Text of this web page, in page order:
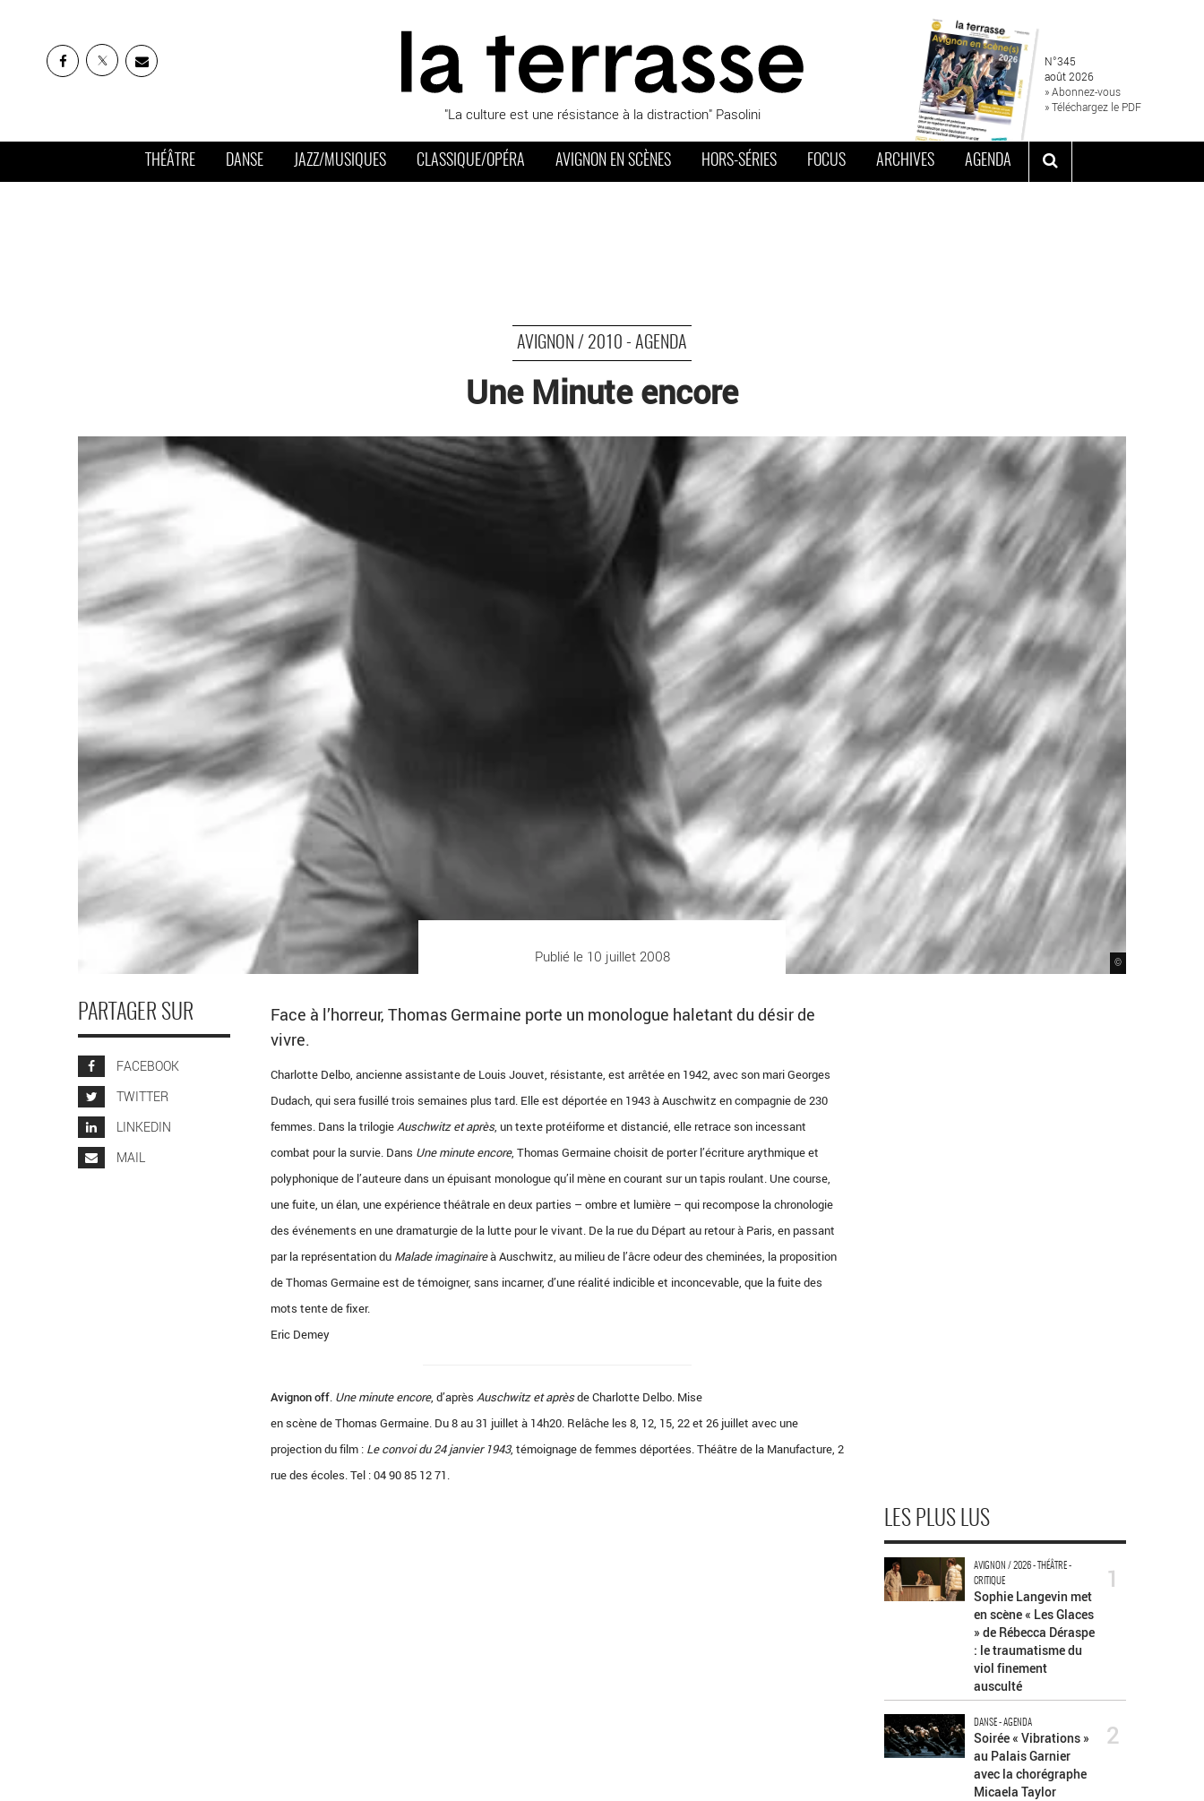
"La culture est une résistance à la distraction" Pasolini
N°345
août 2026
» Abonnez-vous
» Téléchargez le PDF
THÉÂTRE DANSE JAZZ/MUSIQUES CLASSIQUE/OPÉRA AVIGNON EN SCÈNES HORS-SÉRIES FOCUS ARCHIVES AGENDA
AVIGNON / 2010 - AGENDA
Une Minute encore
©
Publié le 10 juillet 2008
PARTAGER SUR
FACEBOOK
TWITTER
LINKEDIN
MAIL
Face à l’horreur, Thomas Germaine porte un monologue haletant du désir de
vivre.
Charlotte Delbo, ancienne assistante de Louis Jouvet, résistante, est arrêtée en 1942, avec son mari Georges
Dudach, qui sera fusillé trois semaines plus tard. Elle est déportée en 1943 à Auschwitz en compagnie de 230
femmes. Dans la trilogieAuschwitz et après, un texte protéiforme et distancié, elle retrace son incessant
combat pour la survie. Dans Une minute encore, Thomas Germaine choisit de porter l’écriture arythmique et
polyphonique de l’auteure dans un épuisant monologue qu’il mène en courant sur un tapis roulant. Une course,
une fuite, un élan, une expérience théâtrale en deux parties – ombre et lumière – qui recompose la chronologie
des événements en une dramaturgie de la lutte pour le vivant. De la rue du Départ au retour à Paris, en passant
par la représentation du Malade imaginaireà Auschwitz, au milieu de l’âcre odeur des cheminées, la proposition
de Thomas Germaine est de témoigner, sans incarner, d’une réalité indicible et inconcevable, que la fuite des
mots tente de fixer.
Eric Demey
Avignon off. Une minute encore, d’après Auschwitz et aprèsde Charlotte Delbo. Mise
en scène de Thomas Germaine. Du 8 au 31 juillet à 14h20. Relâche les 8, 12, 15, 22 et 26 juillet avec une
projection du film : Le convoi du 24 janvier 1943, témoignage de femmes déportées. Théâtre de la Manufacture, 2
rue des écoles. Tel : 04 90 85 12 71.
LES PLUS LUS
AVIGNON / 2026 - THÉÂTRE -
CRITIQUE
Sophie Langevin met
en scène « Les Glaces
» de Rébecca Déraspe
: le traumatisme du
viol finement
ausculté
1
DANSE - AGENDA
Soirée « Vibrations »
au Palais Garnier
avec la chorégraphe
Micaela Taylor
2